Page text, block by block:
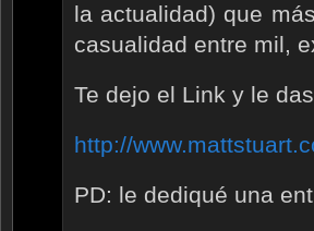
la actualidad) que
casualidad entre mil,
Te dejo el Link y le
http://
PD: le dediqué una